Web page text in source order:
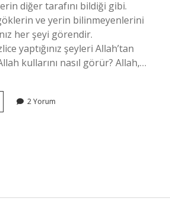
diğer tarafını bildiği gibi.
ve yerin bilinmeyenlerini
her şeyi görendir.
yaptığınız şeyleri Allah’tan
kullarını nasıl görür? Allah,…
2 Yorum